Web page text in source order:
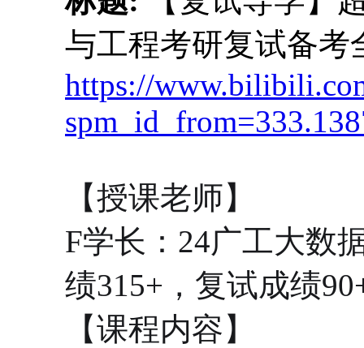
与工程考研复试备考
https://
【授课老师】
F学长：24广工大数
绩315+，复试成绩
【课程内容】